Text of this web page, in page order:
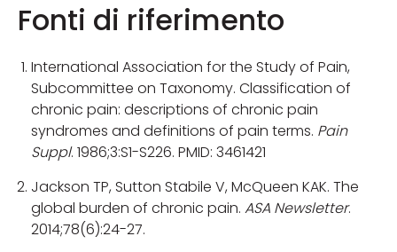
Fonti di riferimento
International Association for the Study of Pain,
Subcommittee on Taxonomy. Classification of
chronic pain: descriptions of chronic pain
syndromes and definitions of pain terms. Pain
Suppl. 1986;3:S1-S226. PMID: 3461421
Jackson TP, Sutton Stabile V, McQueen KAK. The
global burden of chronic pain. ASA Newsletter.
2014;78(6):24-27.